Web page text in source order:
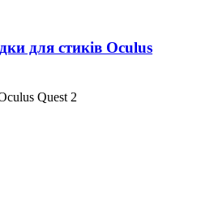
для стиків Oculus
Quest 2